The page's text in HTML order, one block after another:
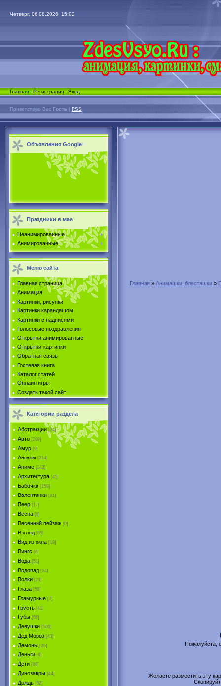
Четверг, 06.08.2026, 15:02
Главная|Регистрация|Вход
Приветствую Вас Гость | RSS
Объявления Google
Праздники в мае
Неанимированные
Анимированные
Меню сайта
Главная страница
Анимация
Картинки, рисунки
Картинки карандашом
Картинки с надписями
Голосовые поздравления
Открытки анимированные
Открытки-картинки
Обратная связь
Гостевая книга
Каталог статей
Онлайн игры
Создать такой сайт
Категории раздела
Абстракции [34]
Авто [209]
Амур [9]
Ангелы [214]
Аниме [142]
Архитектура [45]
Бабочки [159]
Валентинки [81]
Веер [17]
Весна [0]
Весенний пейзаж [0]
Взгляд [85]
Вид из окна [19]
Вингс [6]
Вода [51]
Водопад [24]
Волки [29]
Глаза [58]
Гламурные [7]
Грусть [41]
Губы [66]
Девушки [500]
Дед Мороз [43]
Демоны [26]
Деньги [6]
Дети [88]
Динозавры [44]
Дождь [62]
Главная » Анимашки, блестяшки »
Пожалуйста,
Желаете разместить эту